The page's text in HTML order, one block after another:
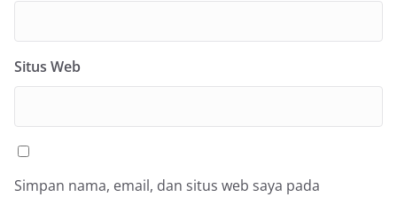
Situs Web
Simpan nama, email, dan situs web saya pada